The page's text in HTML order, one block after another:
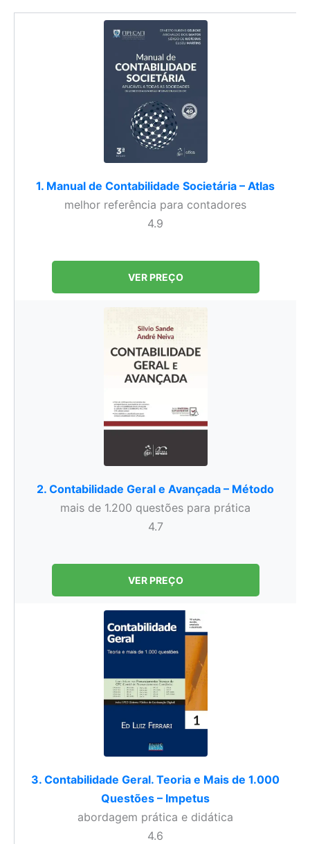
1. Manual de Contabilidade Societária – Atlas
melhor referência para contadores
4.9
VER PREÇO
2. Contabilidade Geral e Avançada – Método
mais de 1.200 questões para prática
4.7
VER PREÇO
3. Contabilidade Geral. Teoria e Mais de 1.000
Questões – Impetus
abordagem prática e didática
4.6